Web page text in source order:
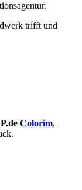
trifft und
Colorim,